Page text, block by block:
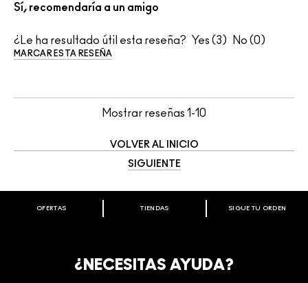
Sí, recomendaría a un amigo
¿Le ha resultado útil esta reseña? 3 0
MARCAR ESTA RESEÑA
Mostrar reseñas 1-10
VOLVER AL INICIO
SIGUIENTE
BIENVENIDO A M·A·C COSMETICS
REGÍSTRATE AHORA PARA RECIBIR INFORMACIÓN
OFERTAS TIENDAS SIGUE TU ORDEN
¿NECESITAS AYUDA?